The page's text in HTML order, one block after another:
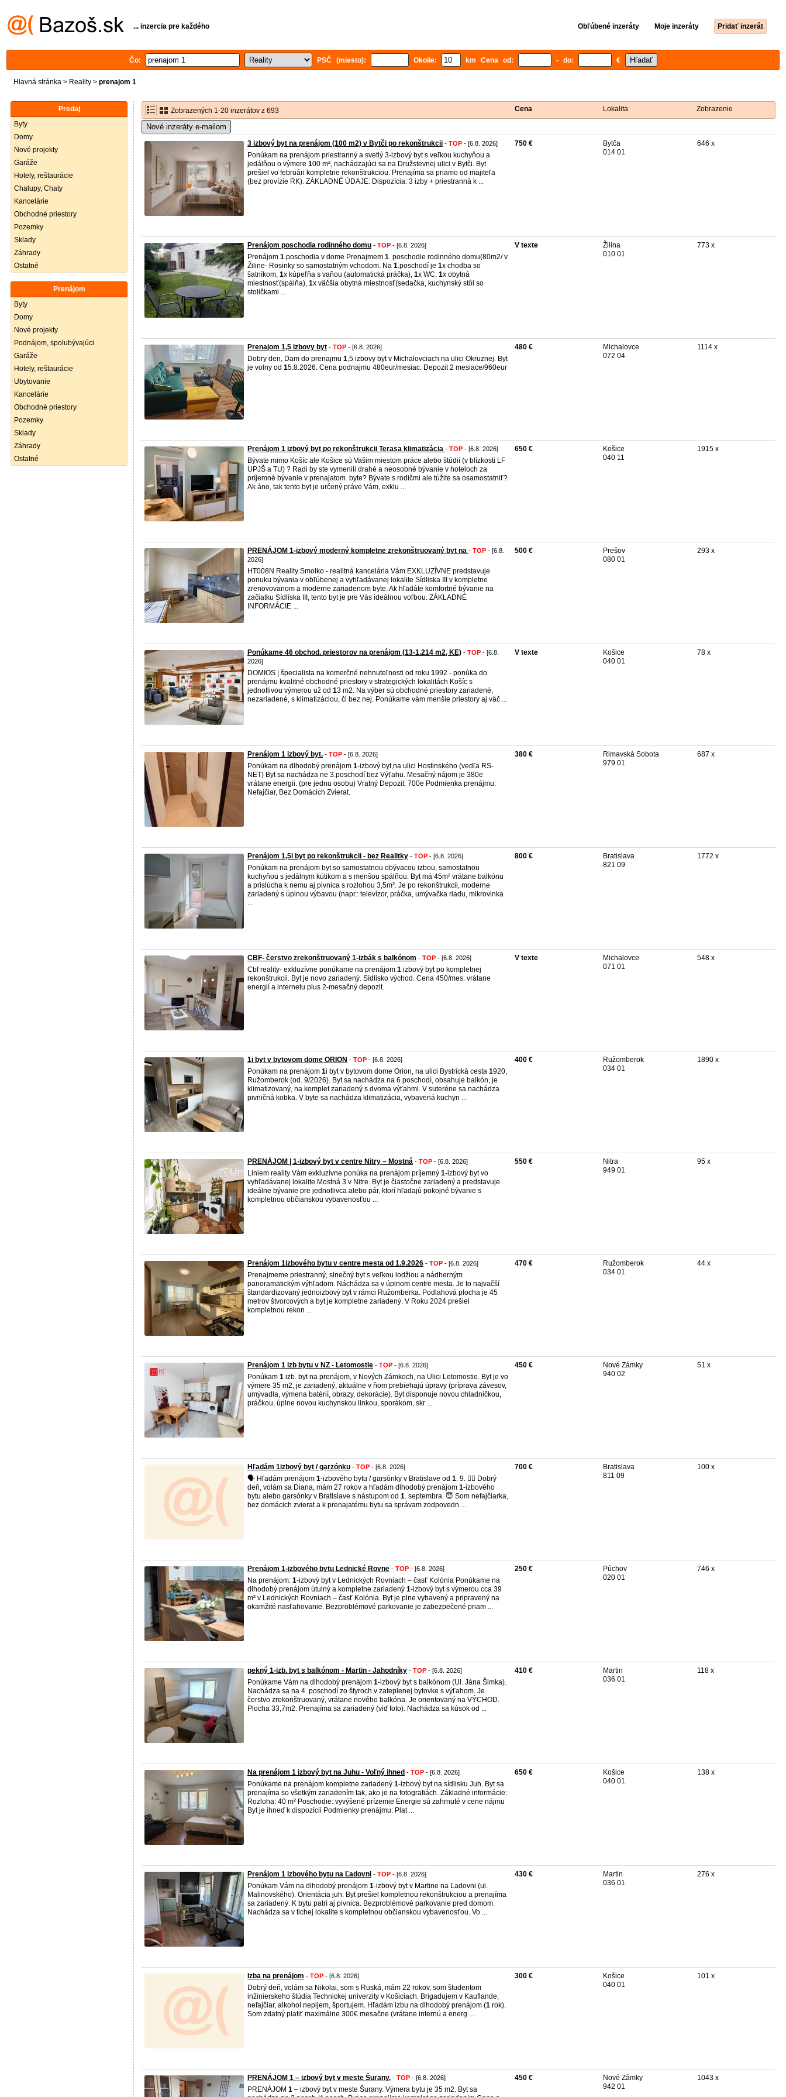
... inzercia pre každého Obľúbené inzeráty Moje inzeráty Pridať inzerát
Čo: PSČ (miesto): Okolie: km Cena od: - do: €
Hlavná stránka > Reality > prenajom 1
Predaj
Byty
Domy
Nové projekty
Garáže
Hotely, reštaurácie
Chalupy, Chaty
Kancelárie
Obchodné priestory
Pozemky
Sklady
Záhrady
Ostatné
Prenájom
Byty
Domy
Nové projekty
Podnájom, spolubývajúci
Garáže
Hotely, reštaurácie
Ubytovanie
Kancelárie
Obchodné priestory
Pozemky
Sklady
Záhrady
Ostatné
Zobrazených 1-20 inzerátov z 693 Cena Lokalita Zobrazenie
Nové inzeráty e-mailom
3 izbový byt na prenájom (100 m2) v Bytči po rekonštrukcii - TOP - [6.8. 2026]
Ponúkam na prenájom priestranný a svetlý 3-izbový byt s veľkou kuchyňou a
jedálňou o výmere 100 m², nachádzajúci sa na Družstevnej ulici v Bytči. Byt
prešiel vo februári kompletne rekonštrukciou. Prenajíma sa priamo od majiteľa
(bez provízie RK). ZÁKLADNÉ ÚDAJE: Dispozícia: 3 izby + priestranná k ...
750 €
Bytča
014 01
646 x
Prenájom poschodia rodinného domu - TOP - [6.8. 2026]
Prenájom 1.poschodia v dome Prenajmem 1. poschodie rodinného domu(80m2/ v
Žiline- Rosinky so samostatným vchodom. Na 1.poschodí je 1x chodba so
šatníkom, 1x kúpeľňa s vaňou (automatická práčka), 1x WC, 1x obytná
miestnosť(spálňa), 1x väčšia obytná miestnosť(sedačka, kuchynský stôl so
stoličkami ...
V texte
Žilina
010 01
773 x
Prenajom 1,5 izbovy byt - TOP - [6.8. 2026]
Dobry den, Dam do prenajmu 1,5 izbovy byt v Michalovciach na ulici Okruznej. Byt
je volny od 15.8.2026. Cena podnajmu 480eur/mesiac. Depozit 2 mesiace/960eur
480 €
Michalovce
072 04
1114 x
Prenájom 1 izbový byt po rekonštrukcii Terasa klimatizácia - TOP - [6.8. 2026]
Bývate mimo Košíc ale Košice sú Vašim miestom práce alebo štúdií (v blízkosti LF
UPJŠ a TU) ? Radi by ste vymenili drahé a neosobné bývanie v hoteloch za
príjemné bývanie v prenajatom byte? Bývate s rodičmi ale túžite sa osamostatniť?
Ak áno, tak tento byt je určený práve Vám, exklu ...
650 €
Košice
040 11
1915 x
PRENÁJOM 1-izbový moderný kompletne zrekonštruovaný byt na - TOP - [6.8.
2026]
HT008N Reality Smolko - realitná kancelária Vám EXKLUZÍVNE predstavuje
ponuku bývania v obľúbenej a vyhľadávanej lokalite Sídliska III v kompletne
zrenovovanom a moderne zariadenom byte. Ak hľadáte komfortné bývanie na
začiatku Sídliska III, tento byt je pre Vás ideálnou voľbou. ZÁKLADNÉ
INFORMÁCIE ...
500 €
Prešov
080 01
293 x
Ponúkame 46 obchod. priestorov na prenájom (13-1.214 m2, KE) - TOP - [6.8.
2026]
DOMIOS | špecialista na komerčné nehnuteľnosti od roku 1992 - ponúka do
prenájmu kvalitné obchodné priestory v strategických lokalitách Košíc s
jednotlivou výmerou už od 13 m2. Na výber sú obchodné priestory zariadené,
nezariadené, s klimatizáciou, či bez nej. Ponúkame vám menšie priestory aj väč ...
V texte
Košice
040 01
78 x
Prenájom 1 izbový byt. - TOP - [6.8. 2026]
Ponúkam na dlhodobý prenájom 1-izbový byt,na ulici Hostinského (vedľa RS-
NET) Byt sa nachádza ne 3.poschodí bez Výťahu. Mesačný nájom je 380e
vrátane energii. (pre jednu osobu) Vratný Depozit: 700e Podmienka prenájmu:
Nefajčiar, Bez Domácich Zvierat.
380 €
Rimavská Sobota
979 01
687 x
Prenájom 1,5i byt po rekonštrukcii - bez Realitky - TOP - [6.8. 2026]
Ponúkam na prenájom byt so samostatnou obývacou izbou, samostatnou
kuchyňou s jedálnym kútikom a s menšou spálňou. Byt má 45m² vrátane balkónu
a prislúcha k nemu aj pivnica s rozlohou 3,5m². Je po rekonštrukcii, moderne
zariadený s úplnou výbavou (napr.: televízor, práčka, umývačka riadu, mikrovlnka
...
800 €
Bratislava
821 09
1772 x
CBF- čerstvo zrekonštruovaný 1-izbák s balkónom - TOP - [6.8. 2026]
Cbf reality- exkluzívne ponúkame na prenájom 1 izbový byt po kompletnej
rekonštrukcii. Byt je novo zariadený. Sídlisko východ. Cena 450/mes. vrátane
energií a internetu plus 2-mesačný depozit.
V texte
Michalovce
071 01
548 x
1i byt v bytovom dome ORION - TOP - [6.8. 2026]
Ponúkam na prenájom 1i byt v bytovom dome Orion, na ulici Bystrická cesta 1920,
Ružomberok (od. 9/2026). Byt sa nachádza na 6 poschodí, obsahuje balkón, je
klimatizovaný, na komplet zariadený s dvoma výťahmi. V suteréne sa nachádza
pivničná kobka. V byte sa nachádza klimatizácia, vybavená kuchyn ...
400 €
Ružomberok
034 01
1890 x
PRENÁJOM | 1-izbový byt v centre Nitry – Mostná - TOP - [6.8. 2026]
Liniem reality Vám exkluzívne ponúka na prenájom príjemný 1-izbový byt vo
vyhľadávanej lokalite Mostná 3 v Nitre. Byt je čiastočne zariadený a predstavuje
ideálne bývanie pre jednotlivca alebo pár, ktorí hľadajú pokojné bývanie s
kompletnou občianskou vybavenosťou ...
550 €
Nitra
949 01
95 x
Prenájom 1izbového bytu v centre mesta od 1.9.2026 - TOP - [6.8. 2026]
Prenajmeme priestranný, slnečný byt s veľkou lodžiou a nádherným
panoramatickým výhľadom. Náchádza sa v úplnom centre mesta. Je to najvačší
štandardizovaný jednoizbový byt v rámci Ružomberka. Podlahová plocha je 45
metrov štvorcových a byt je kompletne zariadený. V Roku 2024 prešiel
kompletnou rekon ...
470 €
Ružomberok
034 01
44 x
Prenájom 1 izb bytu v NZ - Letomostie - TOP - [6.8. 2026]
Ponúkam 1 izb. byt na prenájom, v Nových Zámkoch, na Ulici Letomostie. Byt je vo
výmere 35 m2, je zariadený, aktuálne v ňom prebiehajú úpravy (príprava závesov,
umývadla, výmena batérií, obrazy, dekorácie). Byt disponuje novou chladničkou,
práčkou, úplne novou kuchynskou linkou, sporákom, skr ...
450 €
Nové Zámky
940 02
51 x
Hľadám 1izbový byt / garzónku - TOP - [6.8. 2026]
🗣️ Hľadám prenájom 1-izbového bytu / garsónky v Bratislave od 1. 9. 🖐🏻 Dobrý
deň, volám sa Diana, mám 27 rokov a hľadám dlhodobý prenájom 1-izbového
bytu alebo garsónky v Bratislave s nástupom od 1. septembra. 😇 Som nefajčiarka,
bez domácich zvierat a k prenajatému bytu sa správam zodpovedn ...
700 €
Bratislava
811 09
100 x
Prenájom 1-izbového bytu Lednické Rovne - TOP - [6.8. 2026]
Na prenájom: 1-izbový byt v Lednických Rovniach – časť Kolónia Ponúkame na
dlhodobý prenájom útulný a kompletne zariadený 1-izbový byt s výmerou cca 39
m² v Lednických Rovniach – časť Kolónia. Byt je plne vybavený a pripravený na
okamžité nasťahovanie. Bezproblémové parkovanie je zabezpečené priam ...
250 €
Púchov
020 01
746 x
pekný 1-izb. byt s balkónom - Martin - Jahodníky - TOP - [6.8. 2026]
Ponúkame Vám na dlhodobý prenájom 1-izbový byt s balkónom (Ul. Jána Šimka).
Nachádza sa na 4. poschodí zo štyroch v zateplenej bytovke s výťahom. Je
čerstvo zrekonštruovaný, vrátane nového balkóna. Je orientovaný na VÝCHOD.
Plocha 33,7m2. Prenajíma sa zariadený (viď foto). Nachádza sa kúsok od ...
410 €
Martin
036 01
118 x
Na prenájom 1 izbový byt na Juhu - Voľný ihned - TOP - [6.8. 2026]
Ponúkame na prenájom kompletne zariadený 1-izbový byt na sídlisku Juh. Byt sa
prenajíma so všetkým zariadením tak, ako je na fotografiách. Základné informácie:
Rozloha: 40 m² Poschodie: vyvýšené prízemie Energie sú zahrnuté v cene nájmu
Byt je ihneď k dispozícii Podmienky prenájmu: Plat ...
650 €
Košice
040 01
138 x
Prenájom 1 izbového bytu na Ľadovni - TOP - [6.8. 2026]
Ponúkam Vám na dlhodobý prenájom 1-izbový byt v Martine na Ľadovni (ul.
Malinovského). Orientácia juh. Byt prešiel kompletnou rekonštrukciou a prenajíma
sa zariadený. K bytu patrí aj pivnica. Bezproblémové parkovanie pred domom.
Nachádza sa v tichej lokalite s kompletnou občianskou vybavenosťou. Vo ...
430 €
Martin
036 01
276 x
Izba na prenájom - TOP - [6.8. 2026]
Dobrý deň, volám sa Nikolai, som s Ruská, mám 22 rokov, som študentom
inžinierskeho štúdia Technickej univerzity v Košiciach. Brigadujem v Kauflande,
nefajčiar, alkohol nepijem, športujem. Hľadám izbu na dlhodobý prenájom (1 rok).
Som zdatný platiť maximálne 300€ mesačne (vrátane internú a energ ...
300 €
Košice
040 01
101 x
PRENÁJOM 1 – izbový byt v meste Šurany. - TOP - [6.8. 2026]
PRENÁJOM 1 – izbový byt v meste Šurany. Výmera bytu je 35 m2. Byt sa
450 €
Nové Zámky
942 01
1043 x